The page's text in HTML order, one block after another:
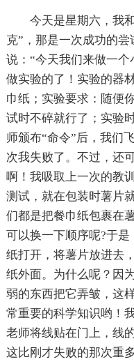
今天是星期六，我
克”，那是一次成功的
说：“今天我们来做一
做实验的了！实验的器
巾纸；实验要求：随便
试时不碎就行了；实验
师颁布“命令”后，我们
次我失败了。不过，还
啊！我吸取上一次的教
测试，就在包装时薯片
们都是把餐巾纸包裹在
可以换一下顺序呢?于
纸打开，将薯片放进去
纸外面。为什么呢？因
弱的东西把它弄皱，这
常重要的科学知识哟！
老师将线贴在门上，线
这比刚才失败的那次重